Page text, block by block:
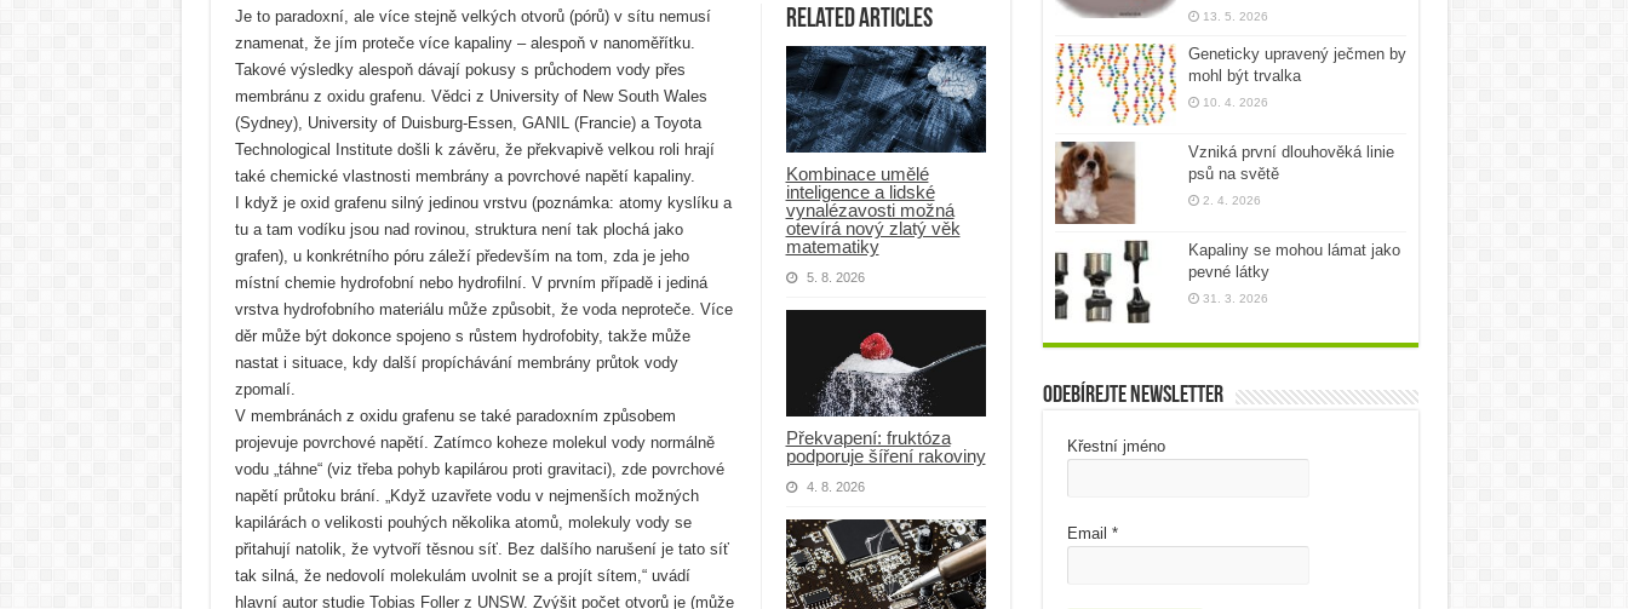
Related Articles
Kombinace umělé
inteligence a lidské
vynalézavosti možná
otevírá nový zlatý věk
matematiky
5. 8. 2026
Překvapení: fruktóza
podporuje šíření rakoviny
4. 8. 2026
Je to paradoxní, ale více stejně velkých otvorů (pórů) v sítu nemusí
znamenat, že jím proteče více kapaliny – alespoň v nanoměřítku.
Takové výsledky alespoň dávají pokusy s průchodem vody přes
membránu z oxidu grafenu. Vědci z University of New South Wales
(Sydney), University of Duisburg-Essen, GANIL (Francie) a Toyota
Technological Institute došli k závěru, že překvapivě velkou roli hrají
také chemické vlastnosti membrány a povrchové napětí kapaliny.
I když je oxid grafenu silný jedinou vrstvu (poznámka: atomy kyslíku a
tu a tam vodíku jsou nad rovinou, struktura není tak plochá jako
grafen), u konkrétního póru záleží především na tom, zda je jeho
místní chemie hydrofobní nebo hydrofilní. V prvním případě i jediná
vrstva hydrofobního materiálu může způsobit, že voda neproteče. Více
děr může být dokonce spojeno s růstem hydrofobity, takže může
nastat i situace, kdy další propíchávání membrány průtok vody
zpomalí.
V membránách z oxidu grafenu se také paradoxním způsobem
projevuje povrchové napětí. Zatímco koheze molekul vody normálně
vodu „táhne“ (viz třeba pohyb kapilárou proti gravitaci), zde povrchové
napětí průtoku brání. „Když uzavřete vodu v nejmenších možných
kapilárách o velikosti pouhých několika atomů, molekuly vody se
přitahují natolik, že vytvoří těsnou síť. Bez dalšího narušení je tato síť
tak silná, že nedovolí molekulám uvolnit se a projít sítem,“ uvádí
hlavní autor studie Tobias Foller z UNSW. Zvýšit počet otvorů je (může
13. 5. 2026
Geneticky upravený ječmen by
mohl být trvalka
10. 4. 2026
Vzniká první dlouhověká linie
psů na světě
2. 4. 2026
Kapaliny se mohou lámat jako
pevné látky
31. 3. 2026
Odebírejte newsletter
Křestní jméno
Email *